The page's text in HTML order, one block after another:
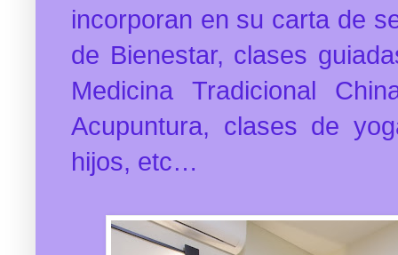
incorporan en su carta de
de Bienestar, clases
Medicina Tradicional
Acupuntura, clases de
hijos, etc…